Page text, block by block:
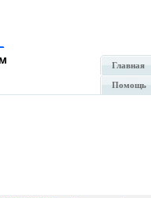
Главная
Помощь